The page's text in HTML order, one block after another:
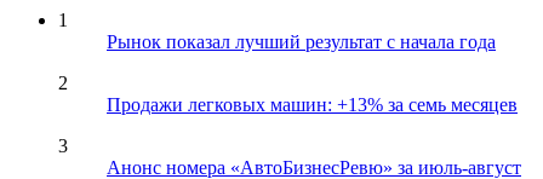
1
Рынок показал лучший результат с начала года
2
Продажи легковых машин: +13% за семь месяцев
3
Анонс номера «АвтоБизнесРевю» за июль-август